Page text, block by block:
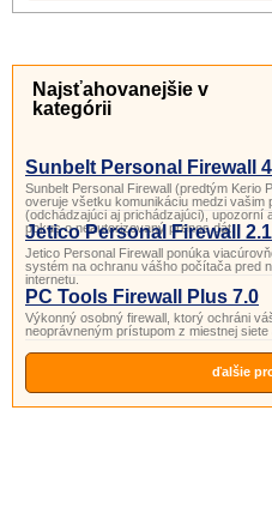
Najsťahovanejšie v
kategórii
Sunbelt Personal Firewall
Sunbelt Personal Firewall (predtým Kerio
overuje všetku komunikáciu medzi vašim
(odchádzajúci aj prichádzajúci), upozorní
pokus o neautorizovaný prenos dát.
Jetico Personal Firewall
Jetico Personal Firewall ponúka
systém na ochranu vášho počítača pred
internetu.
PC Tools Firewall Plus 7.0
Výkonný osobný firewall, ktorý ochráni
neoprávneným prístupom z miestnej siete
ďalšie